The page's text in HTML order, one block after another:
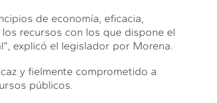
de economía, eficacia,
recursos con los que dispone el
explicó el legislador por Morena.
y fielmente comprometido a
públicos.